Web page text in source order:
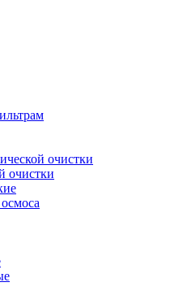
очистки
очистки